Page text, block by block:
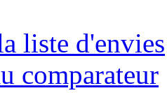
liste d'envies
comparateur